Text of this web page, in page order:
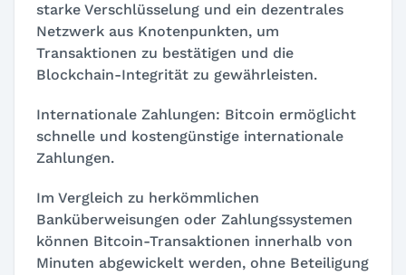
starke Verschlüsselung und ein dezentrales
Netzwerk aus Knotenpunkten, um
Transaktionen zu bestätigen und die
Blockchain-Integrität zu gewährleisten.
Internationale Zahlungen: Bitcoin ermöglicht
schnelle und kostengünstige internationale
Zahlungen.
Im Vergleich zu herkömmlichen
Banküberweisungen oder Zahlungssystemen
können Bitcoin-Transaktionen innerhalb von
Minuten abgewickelt werden, ohne Beteiligung